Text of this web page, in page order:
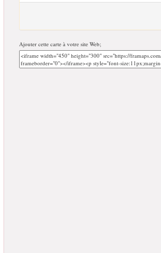
Ajouter cette carte à votre site Web;